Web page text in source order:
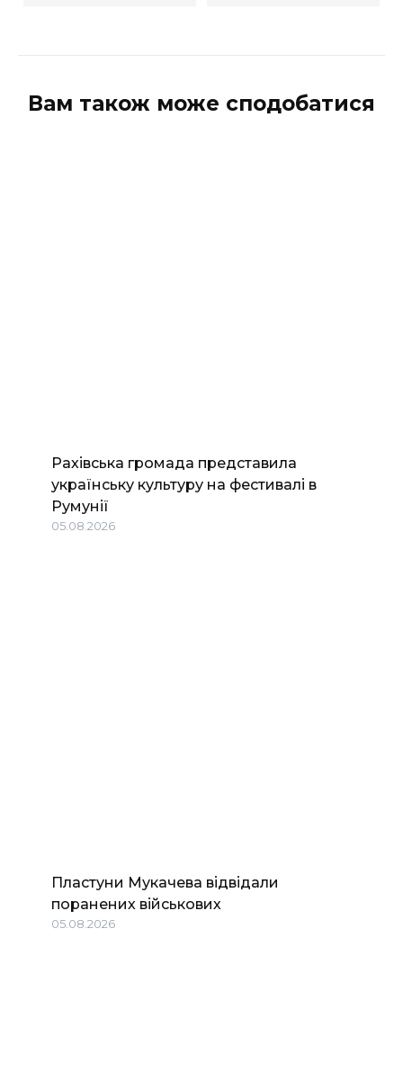
Вам також може сподобатися
Рахівська громада представила
українську культуру на фестивалі в
Румунії
05.08.2026
Пластуни Мукачева відвідали
поранених військових
05.08.2026